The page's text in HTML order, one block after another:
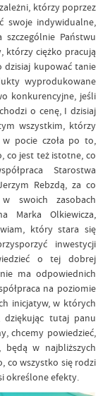
którzy poprzez
swoje indywidualne,
Państwu
którzy ciężko pracują
dzisiaj kupować tanie
wyprodukowane
konkurencyjne, jeśli
o cenę, I dzisiaj
wszystkim, którzy
pocie czoła po to,
co jest też istotne, co
Starostwa
Rebzdą, za co
swoich zasobach
Marka Olkiewicza,
który stara się
inwestycji
o tej dobrej
ma odpowiednich
na poziomie
inicjatyw, w których
dziękując tutaj panu
chcemy powiedzieć,
będą w najbliższych
co wszystko się rodzi
określone efekty.